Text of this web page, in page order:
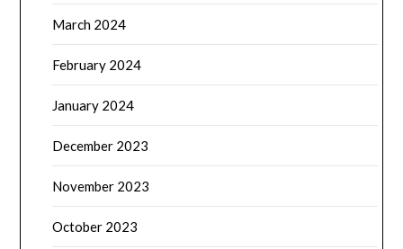
March 2024
February 2024
January 2024
December 2023
November 2023
October 2023